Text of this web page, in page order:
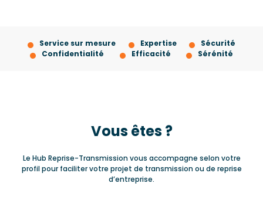
Service sur mesure Expertise
Sécurité
Confidentialité
Efficacité Sérénité
Vous êtes ?
Le Hub Reprise-Transmission vous accompagne selon votre
profil pour faciliter votre projet de transmission ou de reprise
d’entreprise.